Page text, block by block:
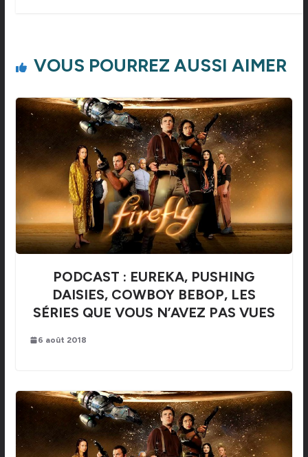
VOUS POURREZ AUSSI AIMER
PODCAST : EUREKA, PUSHING
DAISIES, COWBOY BEBOP, LES
SÉRIES QUE VOUS N’AVEZ PAS VUES
6 août 2018